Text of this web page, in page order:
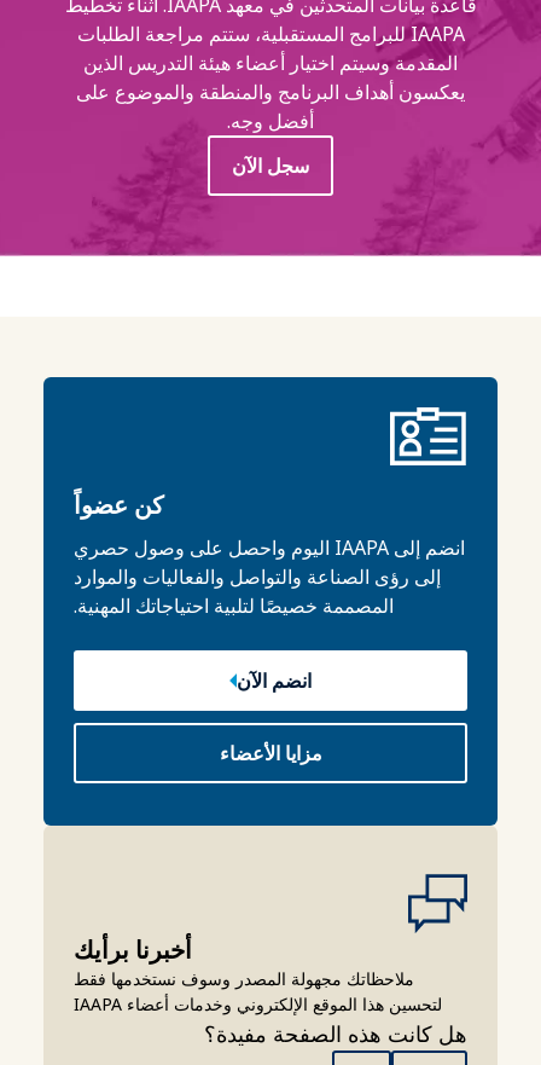
IAAPA للبرامج المستقبلية، ستتم مراجعة الطلبات
المقدمة وسيتم اختيار أعضاء هيئة التدريس الذين
يعكسون أهداف البرنامج والمنطقة والموضوع على
أفضل وجه.
سجل الآن
كن عضواً
انضم إلى IAAPA اليوم واحصل على وصول حصري
إلى رؤى الصناعة والتواصل والفعاليات والموارد
المصممة خصيصًا لتلبية احتياجاتك المهنية.
انضم الآن
مزايا الأعضاء
أخبرنا برأيك
ملاحظاتك مجهولة المصدر وسوف نستخدمها فقط
لتحسين هذا الموقع الإلكتروني وخدمات أعضاء IAAPA
هل كانت هذه الصفحة مفيدة؟